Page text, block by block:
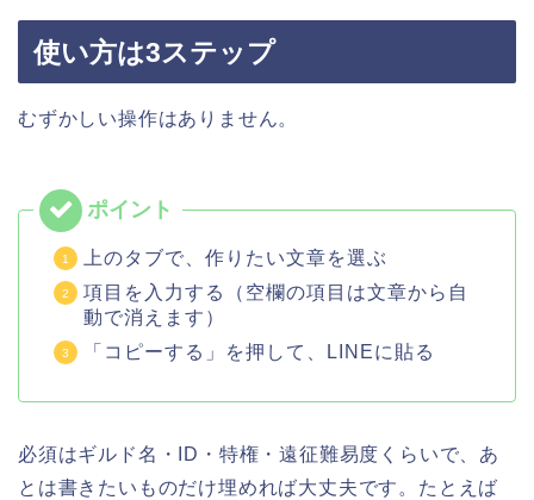
使い方は3ステップ
むずかしい操作はありません。
上のタブで、作りたい文章を選ぶ
項目を入力する（空欄の項目は文章から自
動で消えます）
「コピーする」を押して、LINEに貼る
必須はギルド名・ID・特権・遠征難易度くらいで、あ
とは書きたいものだけ埋めれば大丈夫です。たとえば